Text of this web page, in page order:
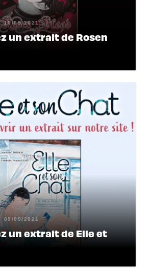
10/09/2021
un extrait de Rosen
09/09/2021
un extrait de Elle et